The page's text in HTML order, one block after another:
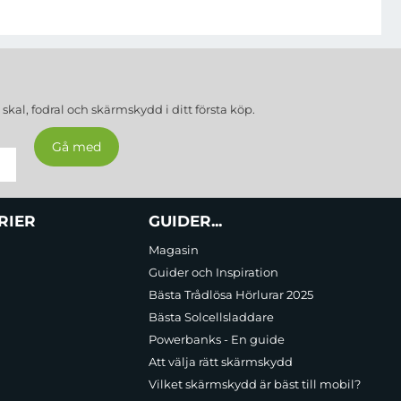
av MagSafe och andra trådlösa enheter, samtidigt som
behöver energi på språng.
skal, fodral och skärmskydd i ditt första köp.
GUIDER...
Magasin
Guider och Inspiration
Bästa Trådlösa Hörlurar 2025
Bästa Solcellsladdare
Powerbanks - En guide
Att välja rätt skärmskydd
Vilket skärmskydd är bäst till mobil?